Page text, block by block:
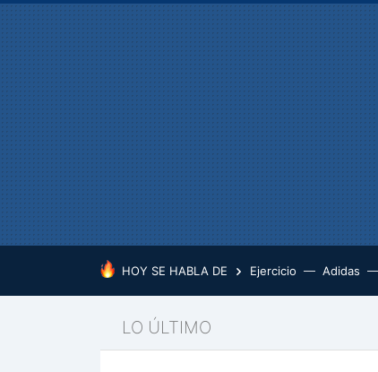
HOY SE HABLA DE Ejercicio Adidas
LO ÚLTIMO